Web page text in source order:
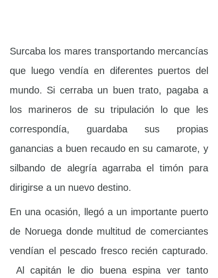
Surcaba los mares transportando mercancías
que luego vendía en diferentes puertos del
mundo. Si cerraba un buen trato, pagaba a
los marineros de su tripulación lo que les
correspondía, guardaba sus propias
ganancias a buen recaudo en su camarote, y
silbando de alegría agarraba el timón para
dirigirse a un nuevo destino.
En una ocasión, llegó a un importante puerto
de Noruega donde multitud de comerciantes
vendían el pescado fresco recién capturado.
Al capitán le dio buena espina ver tanto